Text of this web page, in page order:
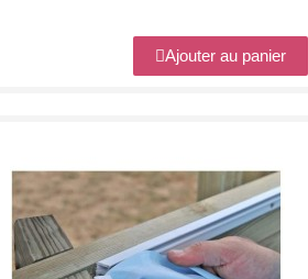
Ajouter au panier